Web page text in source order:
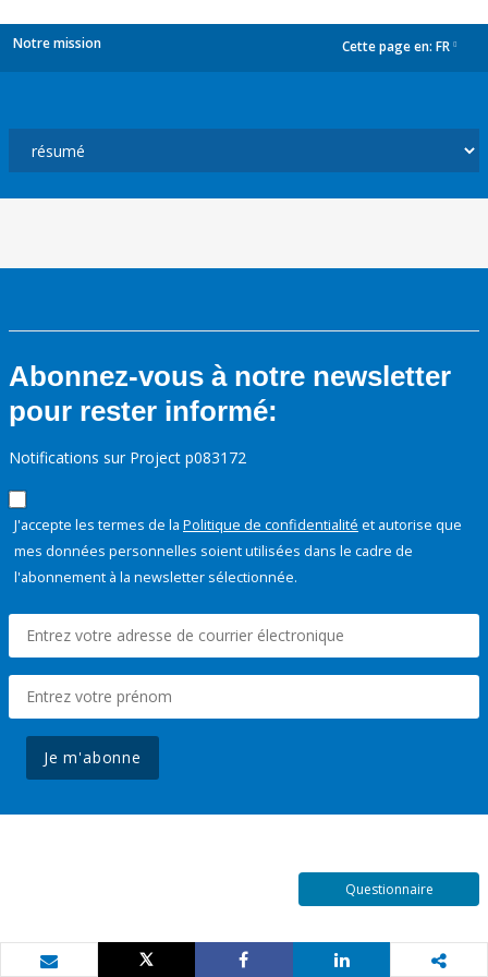
Notre mission Cette page en: FR
Abonnez-vous à notre newsletter
pour rester informé:
Notifications sur Project p083172
J'accepte les termes de la Politique de confidentialité et autorise que
mes données personnelles soient utilisées dans le cadre de
l'abonnement à la newsletter sélectionnée.
Je m'abonne
Questionnaire